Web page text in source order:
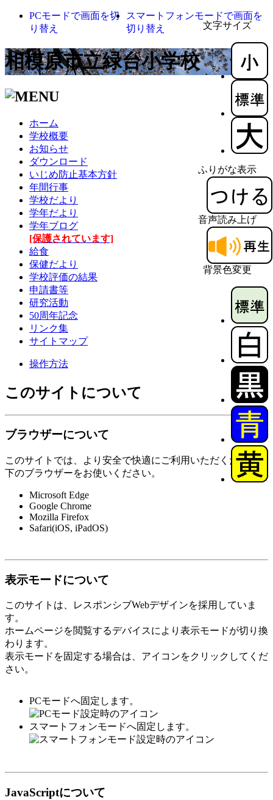
文字サイズ
ふりがな表示
音声読み上げ
背景色変更
PCモードで画面を切
り替え
スマートフォンモードで画面を
切り替え
相模原市立緑台小学校
ホーム
学校概要
お知らせ
ダウンロード
いじめ防止基本方針
年間行事
学校だより
学年だより
学年ブログ
[保護されています]
給食
保健だより
学校評価の結果
申請書等
研究活動
50周年記念
リンク集
サイトマップ
操作方法
このサイトについて
ブラウザーについて
このサイトでは、より安全で快適にご利用いただくために以
下のブラウザーをお使いください。
Microsoft Edge
Google Chrome
Mozilla Firefox
Safari(iOS, iPadOS)
表示モードについて
このサイトは、レスポンシブWebデザインを採用していま
す。
ホームページを閲覧するデバイスにより表示モードが切り換
わります。
表示モードを固定する場合は、アイコンをクリックしてくだ
さい。
PCモードへ固定します。
スマートフォンモードへ固定します。
JavaScriptについて